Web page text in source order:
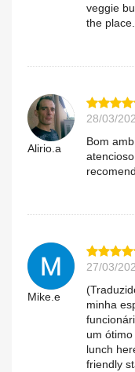
veggie
the
Alirio.a
28/03/
Bom
Mike.e
27/03/
minha
um
lunch
friendly